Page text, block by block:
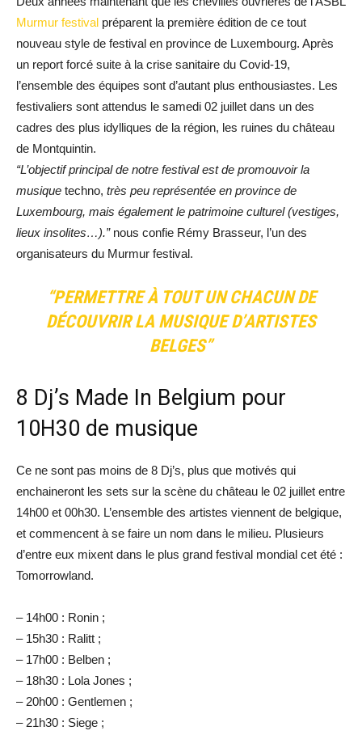
Murmur festival préparent la première édition de ce tout
nouveau style de festival en province de Luxembourg. Après
un report forcé suite à la crise sanitaire du Covid-19,
l’ensemble des équipes sont d’autant plus enthousiastes. Les
festivaliers sont attendus le samedi 02 juillet dans un des
cadres des plus idylliques de la région, les ruines du château
de Montquintin.
“L’objectif principal de notre festival est de promouvoir la
musique techno, très peu représentée en province de
Luxembourg, mais également le patrimoine culturel (vestiges,
lieux insolites…).” nous confie Rémy Brasseur, l’un des
organisateurs du Murmur festival.
“PERMETTRE À TOUT UN CHACUN DE
DÉCOUVRIR LA MUSIQUE D’ARTISTES
BELGES”
8 Dj’s Made In Belgium pour
10H30 de musique
Ce ne sont pas moins de 8 Dj’s, plus que motivés qui
enchaineront les sets sur la scène du château le 02 juillet entre
14h00 et 00h30. L’ensemble des artistes viennent de belgique,
et commencent à se faire un nom dans le milieu. Plusieurs
d’entre eux mixent dans le plus grand festival mondial cet été :
Tomorrowland.
– 14h00 : Ronin ;
– 15h30 : Ralitt ;
– 17h00 : Belben ;
– 18h30 : Lola Jones ;
– 20h00 : Gentlemen ;
– 21h30 : Siege ;